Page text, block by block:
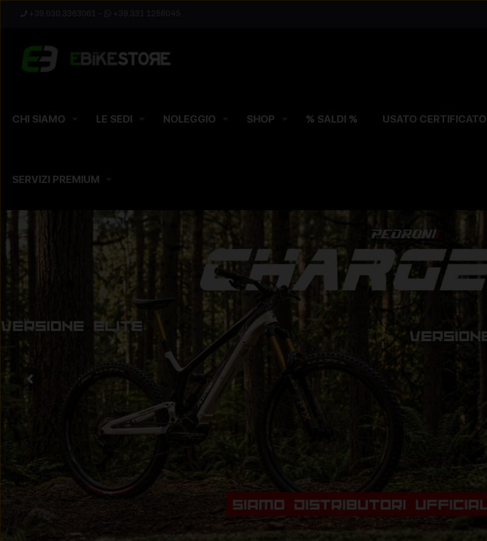
CHI SIAMO LE SEDI NOLEGGIO SHOP % SALDI % USATO CERTIFICATO
SERVIZI PREMIUM
UN CAFFE' AL GIORNO
UNA CITTA' TUTTA TUA
TRASFORMA I TUOI SPOSTAMENTI NELLA
TUA LIBERTA' QUOTIDIANA CON
1,50€ AL GIORNO
SCOPRI DI PIU'